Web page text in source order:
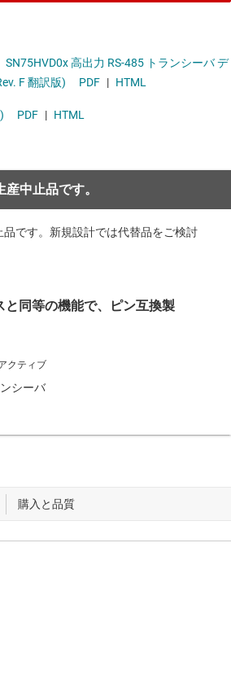
高出力 RS-485 トランシーバ デ
F 翻訳版)
PDF | HTML
PDF | HTML
中止品です。
品です。新規設計では代替品をご検討
と同等の機能で、ピン互換製
シーバ